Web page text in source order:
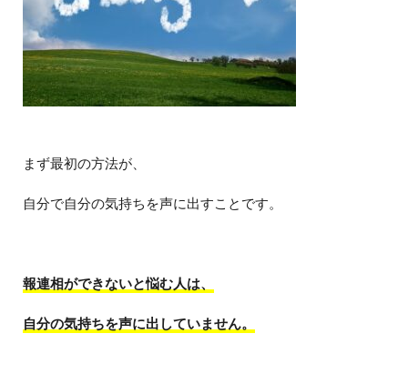
まず最初の方法が、
自分で自分の気持ちを声に出すことです。
報連相ができないと悩む人は、
自分の気持ちを声に出していません。